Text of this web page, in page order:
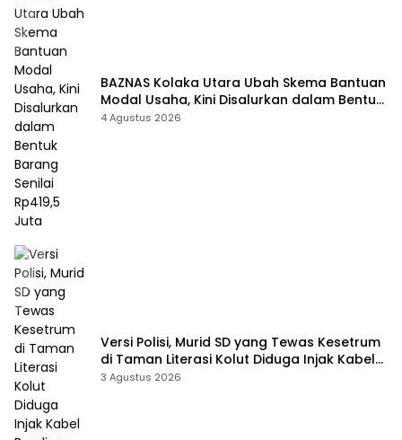
BAZNAS Kolaka Utara Ubah Skema Bantuan
Modal Usaha, Kini Disalurkan dalam Bentuk
Barang Senilai Rp419,5 Juta
4 Agustus 2026
Versi Polisi, Murid SD yang Tewas Kesetrum
di Taman Literasi Kolut Diduga Injak Kabel
Beraliran Listrik
3 Agustus 2026